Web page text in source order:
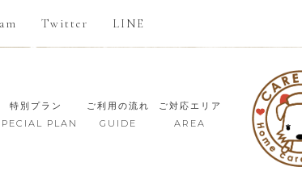
Twitter LINE
特別プラン
PLAN
ご利用の流れ
GUIDE
ご対応エリア
AREA